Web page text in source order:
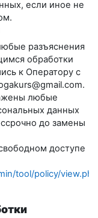
если иное не
разъяснения
обработки
к Оператору с
.
любые
данных
до замены
доступе
tool/policy/